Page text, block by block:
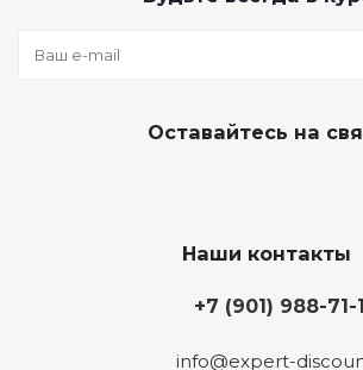
Оставайтесь на
Наши контакты
+7 (901) 988-71-
info@expert-